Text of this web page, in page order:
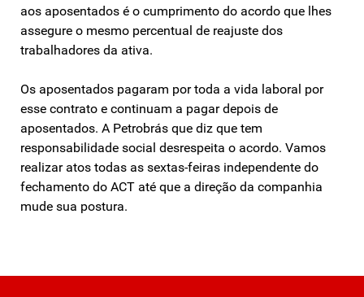
aos aposentados é o cumprimento do acordo que lhes
assegure o mesmo percentual de reajuste dos
trabalhadores da ativa.
Os aposentados pagaram por toda a vida laboral por
esse contrato e continuam a pagar depois de
aposentados. A Petrobrás que diz que tem
responsabilidade social desrespeita o acordo. Vamos
realizar atos todas as sextas-feiras independente do
fechamento do ACT até que a direção da companhia
mude sua postura.